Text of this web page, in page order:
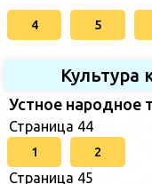
4 5
Культура
Устное народное
Страница 44
1 2
Страница 45